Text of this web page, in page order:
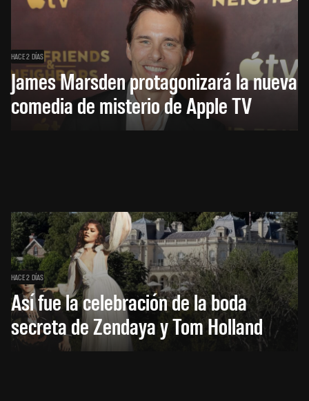
HACE 2 DÍAS
James Marsden protagonizará la nueva
comedia de misterio de Apple TV
HACE 2 DÍAS
Así fue la celebración de la boda
secreta de Zendaya y Tom Holland